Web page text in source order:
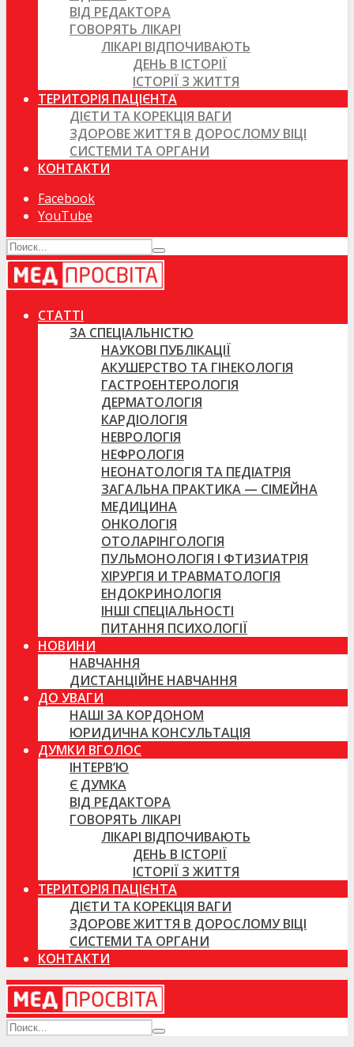
ВІД РЕДАКТОРА
ГОВОРЯТЬ ЛІКАРІ
ЛІКАРІ ВІДПОЧИВАЮТЬ
ДЕНЬ В ІСТОРІЇ
ІСТОРІЇ З ЖИТТЯ
ТЕРИТОРІЯ ПАЦІЄНТА
ДІЄТИ ТА КОРЕКЦІЯ ВАГИ
ЗДОРОВЕ ЖИТТЯ В ДОРОСЛОМУ ВІЦІ
СИСТЕМИ ТА ОРГАНИ
КОНТАКТИ
Facebook
YouTube
СТАТТІ
ЗА СПЕЦІАЛЬНІСТЮ
НАУКОВІ ПУБЛІКАЦІЇ
АКУШЕРСТВО ТА ГІНЕКОЛОГІЯ
ГАСТРОЕНТЕРОЛОГІЯ
ДЕРМАТОЛОГІЯ
КАРДІОЛОГІЯ
НЕВРОЛОГІЯ
НЕФРОЛОГІЯ
НЕОНАТОЛОГІЯ ТА ПЕДІАТРІЯ
ЗАГАЛЬНА ПРАКТИКА — СІМЕЙНА
МЕДИЦИНА
ОНКОЛОГІЯ
ОТОЛАРІНГОЛОГІЯ
ПУЛЬМОНОЛОГІЯ І ФТИЗИАТРІЯ
ХІРУРГІЯ И ТРАВМАТОЛОГІЯ
ЕНДОКРИНОЛОГІЯ
ІНШІ СПЕЦІАЛЬНОСТІ
ПИТАННЯ ПСИХОЛОГІЇ
НОВИНИ
НАВЧАННЯ
ДИСТАНЦІЙНЕ НАВЧАННЯ
ДО УВАГИ
НАШІ ЗА КОРДОНОМ
ЮРИДИЧНА КОНСУЛЬТАЦІЯ
ДУМКИ ВГОЛОС
ІНТЕРВ’Ю
Є ДУМКА
ВІД РЕДАКТОРА
ГОВОРЯТЬ ЛІКАРІ
ЛІКАРІ ВІДПОЧИВАЮТЬ
ДЕНЬ В ІСТОРІЇ
ІСТОРІЇ З ЖИТТЯ
ТЕРИТОРІЯ ПАЦІЄНТА
ДІЄТИ ТА КОРЕКЦІЯ ВАГИ
ЗДОРОВЕ ЖИТТЯ В ДОРОСЛОМУ ВІЦІ
СИСТЕМИ ТА ОРГАНИ
КОНТАКТИ